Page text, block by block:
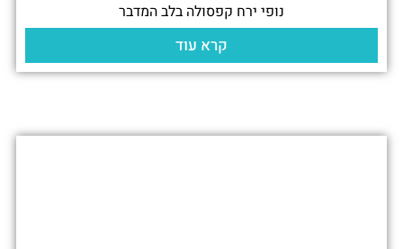
נופי ירח קפסולה בלב המדבר
קרא עוד